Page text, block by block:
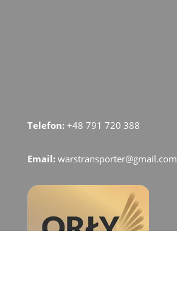
Telefon: +48 791 720 388
Email: warstransporter@gmail.com